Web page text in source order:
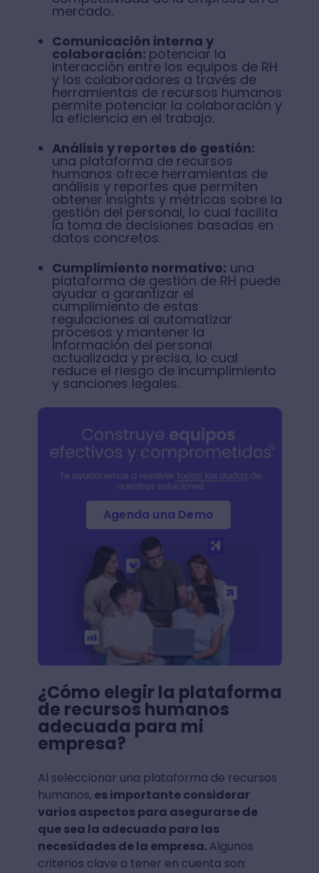
mercado.
Comunicación interna y
colaboración: potenciar la
interacción entre los equipos de RH
y los colaboradores a través de
herramientas de recursos humanos
permite potenciar la colaboración y
la eficiencia en el trabajo.
Análisis y reportes de gestión:
una plataforma de recursos
humanos ofrece herramientas de
análisis y reportes que permiten
obtener insights y métricas sobre la
gestión del personal, lo cual facilita
la toma de decisiones basadas en
datos concretos.
Cumplimiento normativo: una
plataforma de gestión de RH puede
ayudar a garantizar el
cumplimiento de estas
regulaciones al automatizar
procesos y mantener la
información del personal
actualizada y precisa, lo cual
reduce el riesgo de incumplimiento
y sanciones legales.
Agenda una Demo
¿Cómo elegir la plataforma
de recursos humanos
adecuada para mi
empresa?
Al seleccionar una plataforma de recursos
humanos, es importante considerar
varios aspectos para asegurarse de
que sea la adecuada para las
necesidades de la empresa.Algunos
criterios clave a tener en cuenta son: